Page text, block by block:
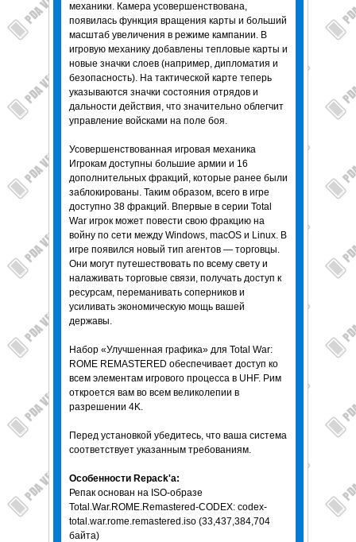
механики. Камера усовершенствована,
появилась функция вращения карты и больший
масштаб увеличения в режиме кампании. В
игровую механику добавлены тепловые карты и
новые значки слоев (например, дипломатия и
безопасность). На тактической карте теперь
указываются значки состояния отрядов и
дальности действия, что значительно облегчит
управление войсками на поле боя.
Усовершенствованная игровая механика
Игрокам доступны большие армии и 16
дополнительных фракций, которые ранее были
заблокированы. Таким образом, всего в игре
доступно 38 фракций. Впервые в серии Total
War игрок может повести свою фракцию на
войну по сети между Windows, macOS и Linux. В
игре появился новый тип агентов — торговцы.
Они могут путешествовать по всему свету и
налаживать торговые связи, получать доступ к
ресурсам, переманивать соперников и
усиливать экономическую мощь вашей
державы.
Набор «Улучшенная графика» для Total War:
ROME REMASTERED обеспечивает доступ ко
всем элементам игрового процесса в UHF. Рим
откроется вам во всем великолепии в
разрешении 4K.
Перед установкой убедитесь, что ваша система
соответствует указанным требованиям.
Особенности Repack'a:
Репак основан на ISO-образе
Total.War.ROME.Remastered-CODEX: codex-
total.war.rome.remastered.iso (33,437,384,704
байта)